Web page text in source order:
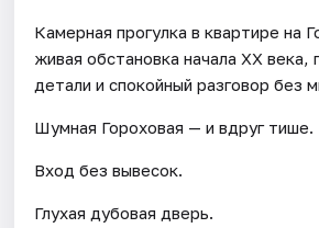
Камерная прогулка в квартире на
живая обстановка начала XX века,
детали и спокойный разговор без
Шумная Гороховая — и вдруг тише.
Вход без вывесок.
Глухая дубовая дверь.